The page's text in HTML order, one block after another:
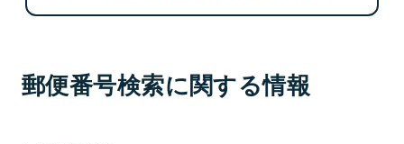
郵便番号検索に関する情報